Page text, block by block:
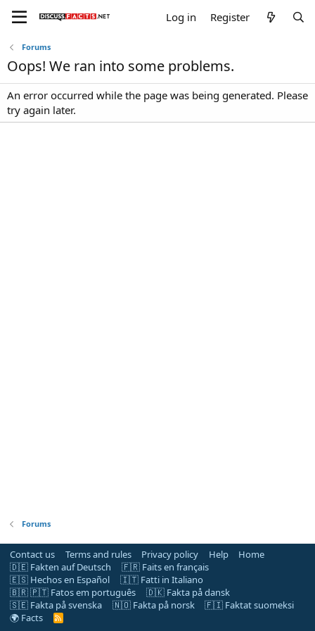
Log in Register
Forums
Oops! We ran into some problems.
An error occurred while the page was being generated. Please
try again later.
Forums
Contact us Terms and rules Privacy policy Help
Home
🇩🇪 Fakten auf Deutsch
🇫🇷 Faits en français
🇪🇸 Hechos en Español
🇮🇹 Fatti in Italiano
🇧🇷 🇵🇹 Fatos em português
🇩🇰 Fakta på dansk
🇸🇪 Fakta på svenska
🇳🇴 Fakta på norsk
🇫🇮 Faktat suomeksi
🌍 Facts
R